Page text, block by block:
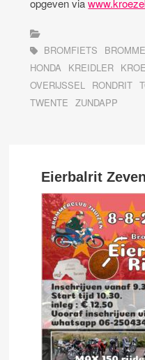
opgeven via
BROMFIETS
HONDA KREIDLER
OVERIJSSEL RONDRIT
TWENTE
ZUNDAPP
Eierbalrit